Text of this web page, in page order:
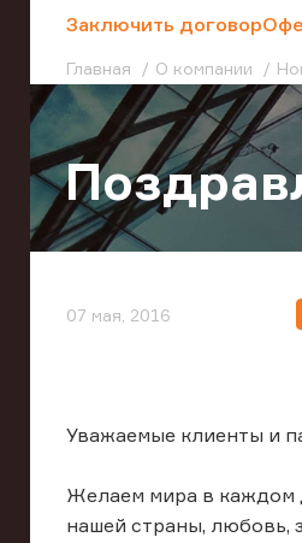
Заключить договор
Главная О компании
07 мая, 2016
Уважаемые клиенты и
Желаем мира в каждом
нашей страны, любовь,